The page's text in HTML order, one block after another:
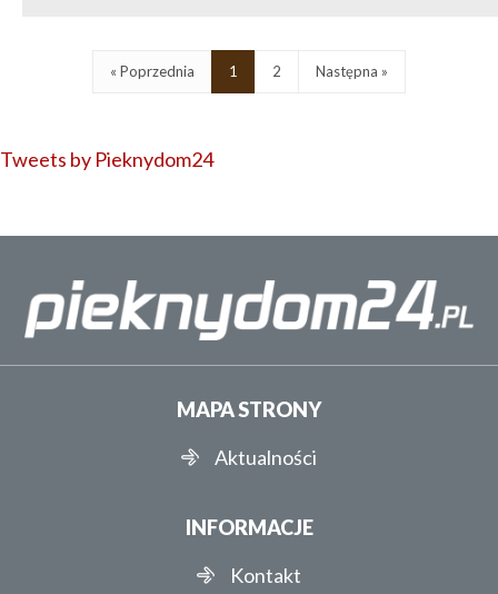
« Poprzednia 1 2 Następna »
Tweets by Pieknydom24
MAPA STRONY
Aktualności
INFORMACJE
Kontakt